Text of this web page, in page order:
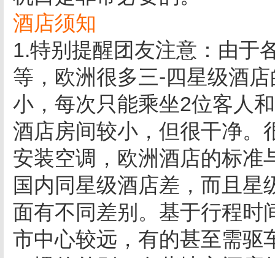
酒店须知
1.特别提醒团友注意：由于
等，欧洲很多三-四星级酒
小，每次只能乘坐2位客人
酒店房间较小，但很干净。
安装空调，欧洲酒店的标准
国内同星级酒店差，而且
面有不同差别。基于行程时
市中心较远，有的甚至需驱